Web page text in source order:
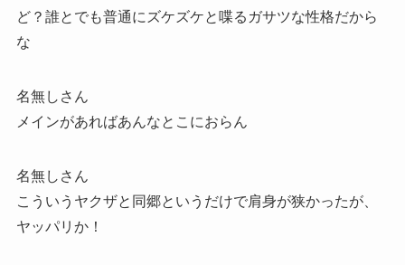
ど？誰とでも普通にズケズケと喋るガサツな性格だから
な
名無しさん
メインがあればあんなとこにおらん
名無しさん
こういうヤクザと同郷というだけで肩身が狭かったが、
ヤッパリか！